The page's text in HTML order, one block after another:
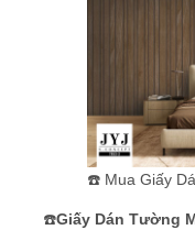
☎️ Mua Giấy
☎️Giấy Dán Tường